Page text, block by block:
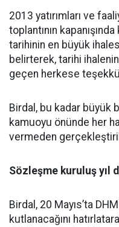
2013 yatırımları ve
toplantının
tarihinin en büyük
belirterek, tarihi
geçen herkese
Birdal, bu kadar büyük
kamuoyu önünde her
vermeden
Sözleşme kuruluş yıl
Birdal, 20 Mayıs’ta
kutlanacağını